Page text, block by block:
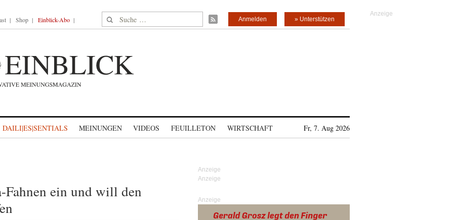
Shop Einblick-Abo Suche nach: » Unterstützen
Anmelden
DAILI|ES|SENTIALS MEINUNGEN VIDEOS FEUILLETON WIRTSCHAFT Fr, 7. Aug 2026
ein und will den
Anzeige